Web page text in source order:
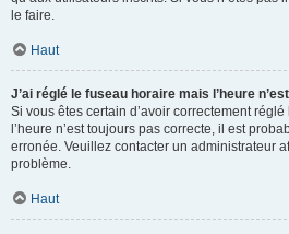
le faire.
Haut
J’ai réglé le fuseau horaire mais l’heure
Si vous êtes certain d’avoir correctement
l’heure n’est toujours pas correcte, il est
erronée. Veuillez contacter un administrateur
problème.
Haut